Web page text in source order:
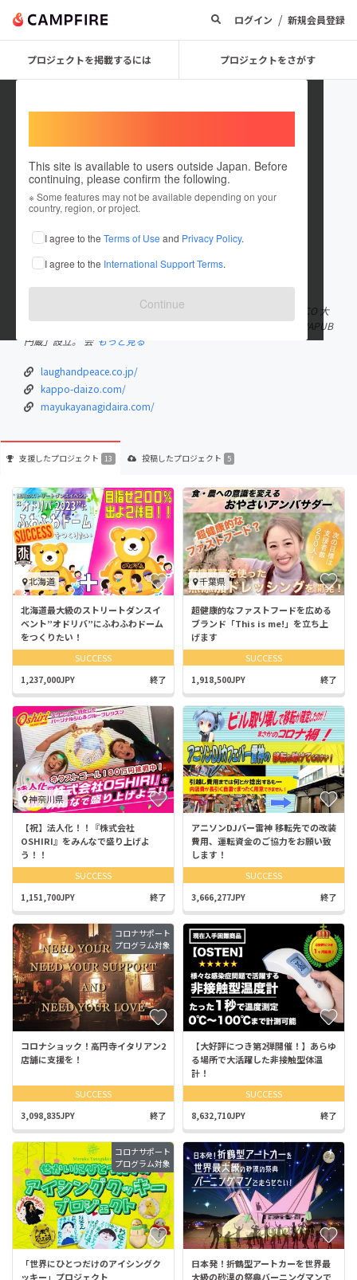
ログイン / 新規会員登録
プロジェクトを掲載するには プロジェクトをさがす
This site is available to users outside Japan. Before
continuing, please confirm the following.
※ Some features may not be available depending on your
country, region, or project.
I agree to the Terms of Use and Privacy Policy.
I agree to the International Support Terms.
Continue
akira_kappodisco
これまでに13回支援して5件のプロジェクトを投稿しています
在住国：日本 現在地：東京都
出身国：日本 出身地：東京都
ラフ＆ピース合同会社代表。 2013年6月起業。同年8月「割烹DISCO 大
蔵」設立。 2015年8月「焙煎DISCO 茶蔵」設立。 2016年11月「JAPUB
円蔵」設立。 会 もっと見る
laughandpeace.co.jp/
kappo-daizo.com/
mayukayanagidaira.com/
支援したプロジェクト 13 投稿したプロジェクト 5
北海道
北海道最大級のストリートダンスイ
ベント”オドリバ”にふわふわドーム
をつくりたい！
SUCCESS
1,237,000JPY 終了
千葉県
超健康的なファストフードを広める
ブランド「This is me!」を立ち上
げます
SUCCESS
1,918,500JPY 終了
神奈川県
【祝】法人化！！『株式会社
OSHIRI』をみんなで盛り上げよ
う！！
SUCCESS
1,151,700JPY 終了
アニソンDJバー雷神 移転先での改装
費用、運転資金のご協力をお願い致
します！
SUCCESS
3,666,277JPY 終了
コロナサポート
プログラム対象
コロナショック！高円寺イタリアン2
店舗に支援を！
SUCCESS
3,098,835JPY 終了
【大好評につき第2弾開催！】あらゆ
る場所で大活躍した非接触型体温
計！
SUCCESS
8,632,710JPY 終了
コロナサポート
プログラム対象
「世界にひとつだけのアイシングク
ッキー」プロジェクト
日本発！折鶴型アートカーを世界最
大級の砂漠の祭典バーニングマンで